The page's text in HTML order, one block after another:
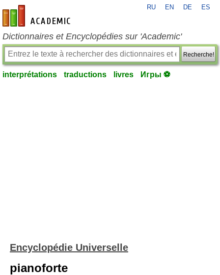
fr-academic.com
RU EN DE ES
Dictionnaires et Encyclopédies sur 'Academic'
Recherche!
interprétations traductions livres Игры ⚽
Encyclopédie Universelle
pianoforte